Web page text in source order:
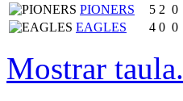
PIONERS
5 2 0
EAGLES
4 0 0
Mostrar taula.